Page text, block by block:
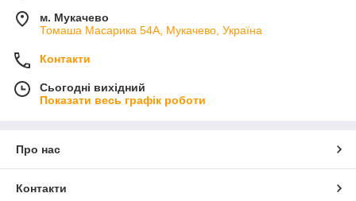
м. Мукачево
Томаша Масарика 54А, Мукачево, Україна
Контакти
Сьогодні вихідний
Показати весь графік роботи
Про нас
Контакти